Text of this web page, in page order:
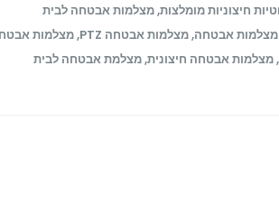
חיצוניות מומלצות,מצלמות אבטחה לבית
מצלמות אבטחה,מצלמות אבטחה PTZ ,מצלמות
,מצלמות אבטחה חיצונית,מצלמת אבטחה לבית